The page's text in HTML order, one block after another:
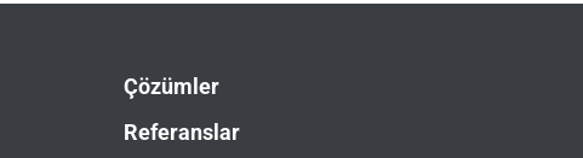
Çözümler
Referanslar